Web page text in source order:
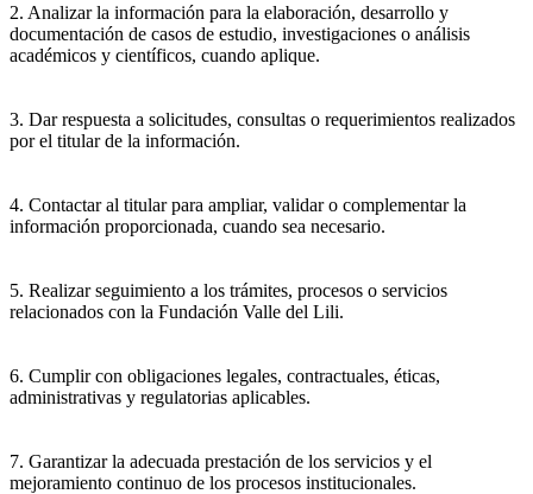
2. Analizar la información para la elaboración, desarrollo y
documentación de casos de estudio, investigaciones o análisis
académicos y científicos, cuando aplique.
3. Dar respuesta a solicitudes, consultas o requerimientos realizados
por el titular de la información.
4. Contactar al titular para ampliar, validar o complementar la
información proporcionada, cuando sea necesario.
5. Realizar seguimiento a los trámites, procesos o servicios
relacionados con la Fundación Valle del Lili.
6. Cumplir con obligaciones legales, contractuales, éticas,
administrativas y regulatorias aplicables.
7. Garantizar la adecuada prestación de los servicios y el
mejoramiento continuo de los procesos institucionales.